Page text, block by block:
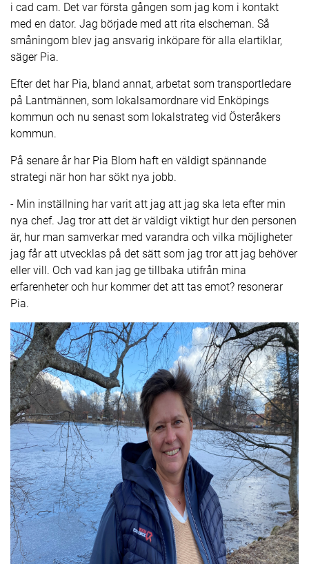
i cad cam. Det var första gången som jag kom i kontakt
med en dator. Jag började med att rita elscheman. Så
småningom blev jag ansvarig inköpare för alla elartiklar,
säger Pia.
Efter det har Pia, bland annat, arbetat som transportledare
på Lantmännen, som lokalsamordnare vid Enköpings
kommun och nu senast som lokalstrateg vid Österåkers
kommun.
På senare år har Pia Blom haft en väldigt spännande
strategi när hon har sökt nya jobb.
- Min inställning har varit att jag att jag ska leta efter min
nya chef. Jag tror att det är väldigt viktigt hur den personen
är, hur man samverkar med varandra och vilka möjligheter
jag får att utvecklas på det sätt som jag tror att jag behöver
eller vill. Och vad kan jag ge tillbaka utifrån mina
erfarenheter och hur kommer det att tas emot? resonerar
Pia.